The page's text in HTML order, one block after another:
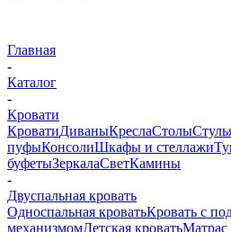
Главная
-
Каталог
-
Кровати
КроватиДиваныКреслаСтолы
пуфыКонсолиШкафы и стеллажи
буфетыЗеркалаСветКамины
-
Двуспальная кровать
Односпальная кроватьКровать с
механизмомДетская кроватьМатрас